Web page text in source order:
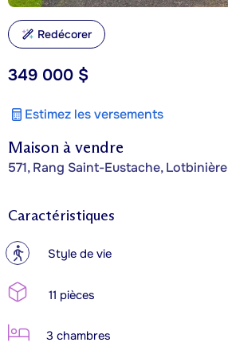
Maison à vendre
571, Rang Saint-Eustache, Lotbinière
349 000 $
Estimez les versements
Redécorer
Caractéristiques
? Style de vie
11 pièces
3 chambres